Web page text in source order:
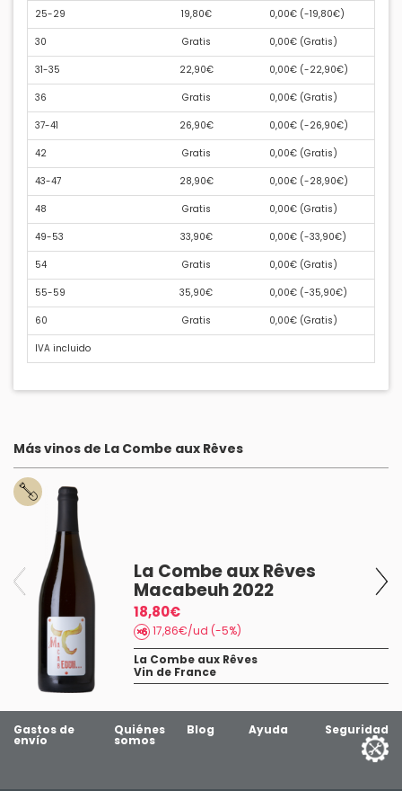
25-29 19,80€ 0,00€ (-19,80€)
30 Gratis 0,00€ (Gratis)
31-35 22,90€ 0,00€ (-22,90€)
36 Gratis 0,00€ (Gratis)
37-41 26,90€ 0,00€ (-26,90€)
42 Gratis 0,00€ (Gratis)
43-47 28,90€ 0,00€ (-28,90€)
48 Gratis 0,00€ (Gratis)
49-53 33,90€ 0,00€ (-33,90€)
54 Gratis 0,00€ (Gratis)
55-59 35,90€ 0,00€ (-35,90€)
60 Gratis 0,00€ (Gratis)
IVA incluido
Más vinos de La Combe aux Rêves
La Combe aux Rêves
Macabeuh 2022
18,80€
17,86€/ud (-5%)
La Combe aux Rêves
Vin de France
Gastos de
envío
Quiénes
somos
Blog Ayuda Seguridad